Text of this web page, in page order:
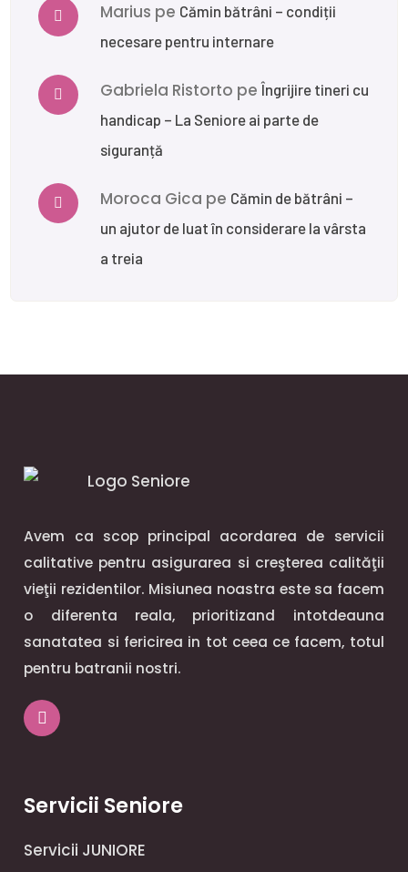
Marius pe Cămin bătrâni – condiții
necesare pentru internare
Gabriela Ristorto peÎngrijire tineri cu
handicap – La Seniore ai parte de
siguranță
Moroca Gica pe Cămin de bătrâni –
un ajutor de luat în considerare la vârsta
a treia
Avem ca scop principal acordarea de servicii
calitative pentru asigurarea si creşterea calităţii
vieţii rezidentilor. Misiunea noastra este sa facem
o diferenta reala, prioritizand intotdeauna
sanatatea si fericirea in tot ceea ce facem, totul
pentru batranii nostri.
Servicii Seniore
Servicii JUNIORE